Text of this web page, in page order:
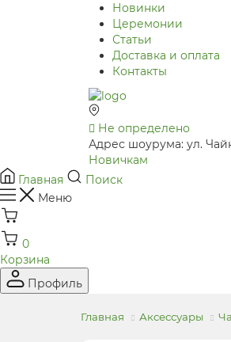
Новинки
Церемонии
Статьи
Доставка и оплата
Контакты
Не определено
Адрес шоурума: ул.
Новичкам
Главная
Поиск
Меню
0
Корзина
Профиль
Главная Аксессуары